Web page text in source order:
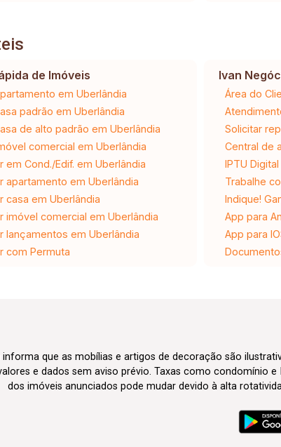
de Imóveis
em Uberlândia
padrão em Uberlândia
de alto padrão em Uberlândia
comercial em Uberlândia
em Cond./Edif. em Uberlândia
apartamento em Uberlândia
casa em Uberlândia
imóvel comercial em Uberlândia
lançamentos em Uberlândia
com Permuta
Ivan
Área do
Solicitar
Central de
IPTU Digital
Trabalhe
Indique!
App para
App para
informa que as mobílias e artigos de decoração são
e dados sem aviso prévio. Taxas como condomínio
dos imóveis anunciados pode mudar devido à alta